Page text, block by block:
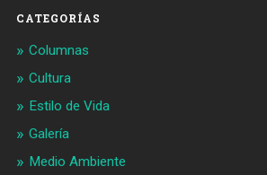
CATEGORÍAS
Columnas
Cultura
Estilo de Vida
Galería
Medio Ambiente